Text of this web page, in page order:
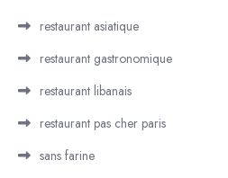
restaurant asiatique
restaurant gastronomique
restaurant libanais
restaurant pas cher paris
sans farine